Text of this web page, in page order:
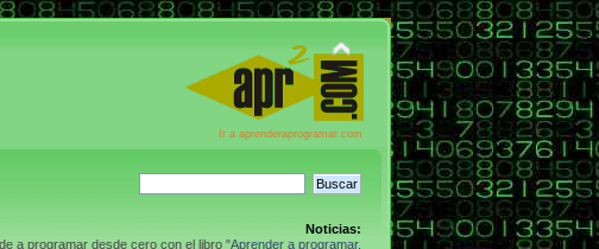
Ir a aprenderaprogramar.com
Noticias:
a programar desde cero con el libro "Aprender a programar.